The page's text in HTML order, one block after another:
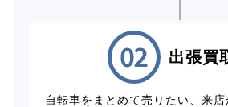
出張買
自転車をまとめて売りたい、来